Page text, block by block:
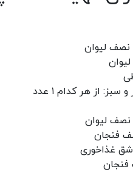
نصف لیوان
از هر کدام ۱ عدد
لیوان
فنجان